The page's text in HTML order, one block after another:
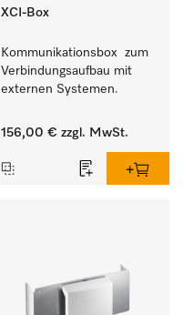
XCI-Box
Kommunikationsbox  zum
Verbindungsaufbau mit
externen Systemen.
156,00 € zzgl. MwSt.